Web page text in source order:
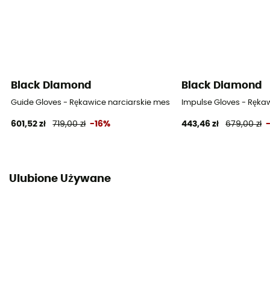
Black Diamond
Guide Gloves - Rękawice narciarskie meskie
601,52 zł 719,00 zł -16%
Black Diamond
Impulse Gloves -
443,46 zł 679,00 zł
Ulubione Używane